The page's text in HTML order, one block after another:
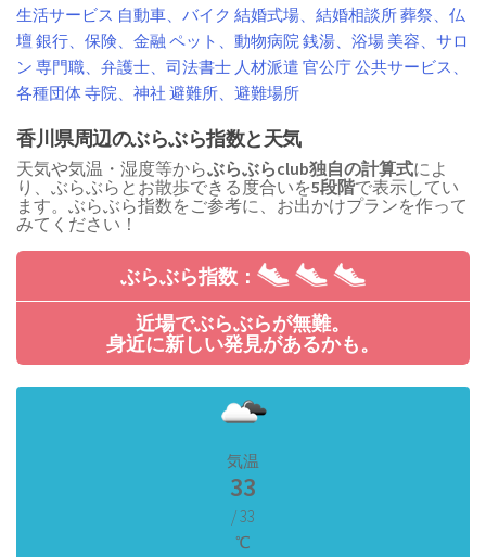
生活サービス 自動車、バイク 結婚式場、結婚相談所葬祭、仏
壇 銀行、保険、金融 ペット、動物病院銭湯、浴場 美容、サロ
ン 専門職、弁護士、司法書士 人材派遣 官公庁公共サービス、
各種団体寺院、神社 避難所、避難場所
香川県周辺のぶらぶら指数と天気
天気や気温・湿度等からぶらぶらclub独自の計算式によ
り、ぶらぶらとお散歩できる度合いを5段階で表示してい
ます。ぶらぶら指数をご参考に、お出かけプランを作って
みてください！
ぶらぶら指数：
近場でぶらぶらが無難。
身近に新しい発見があるかも。
気温
33
/ 33
℃